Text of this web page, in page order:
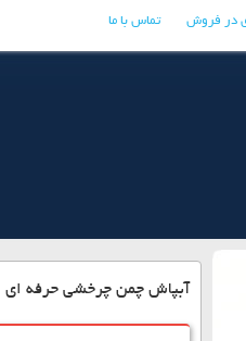
در فروش تماس با ما
آبپاش چمن چرخشی حرفه ای